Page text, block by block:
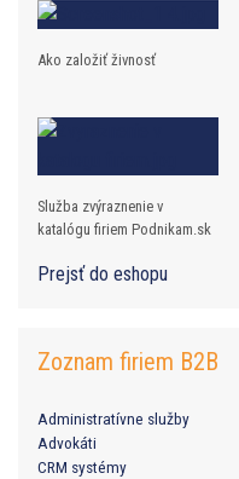
Ako založiť živnosť
Služba zvýraznenie v
katalógu firiem Podnikam.sk
Prejsť do eshopu
Zoznam firiem B2B
Administratívne služby
Advokáti
CRM systémy